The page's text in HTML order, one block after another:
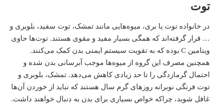
توت
در خانواده توت یا بری، میوه‌هایی مانند تمشک، توت سفید، بلوبری و
… قرار گرفته‌اند که همگی بسیار مفید و مقوی هستند. توت‌ها حاوی
ویتامین C بوده که به تقویت سیستم ایمنی بدن کمک می‌کنند.
همچنین مصرف این گروه از میوه‌ها موجب آبرسانی بدن شده و
احتمال گرمازدگی را تا حد زیادی کاهش می‌دهد. تمشک، بلوبری و
توت فرنگی نوبرانه روزهای گرم سال هستند که نباید از خوردن آن‌ها
غافل شوید، چراکه خواص بسیاری برای بدن به دنبال خواهند داشت.